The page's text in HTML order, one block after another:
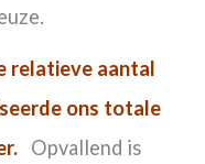
relatieve aantal
ons totale
Opvallend is